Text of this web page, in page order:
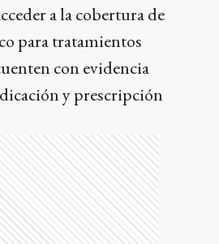
a la cobertura de
para tratamientos
con evidencia
y prescripción